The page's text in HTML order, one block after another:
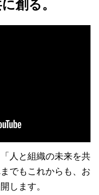
創る。
人と組織の未来を共
でもこれからも、お
します。